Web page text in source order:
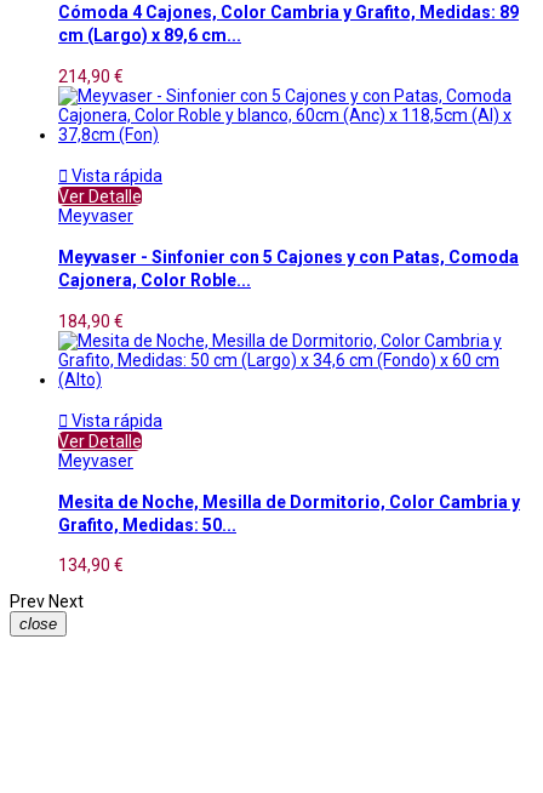
Cómoda 4 Cajones, Color Cambria y Grafito, Medidas: 89
cm (Largo) x 89,6 cm...
214,90 €
 Vista rápida
Ver Detalle
Meyvaser
Meyvaser - Sinfonier con 5 Cajones y con Patas, Comoda
Cajonera, Color Roble...
184,90 €
 Vista rápida
Ver Detalle
Meyvaser
Mesita de Noche, Mesilla de Dormitorio, Color Cambria y
Grafito, Medidas: 50...
134,90 €
Prev Next
close